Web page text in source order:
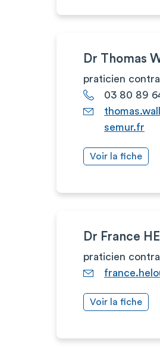
Dr Thomas
praticien
03 80 89
semur.fr
Voir la fiche
Dr France
praticien
Voir la fiche